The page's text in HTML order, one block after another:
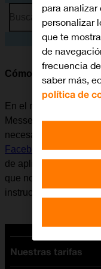
Busca por problema o
Cómo utilizar
En el móvil se puede
Messenger. Antes de
necesario
configurar
Facebook Messenger.
de aplicaciones va
que no coincida
instrucción.
Nuestras tarifas
para
personalizar
que te
de
frecuencia
saber más,
política de